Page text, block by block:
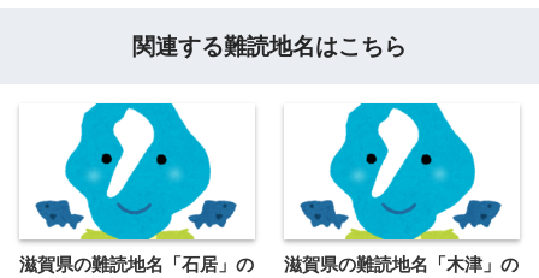
関連する難読地名はこちら
滋賀県の難読地名「石居」の
滋賀県の難読地名「木津」の